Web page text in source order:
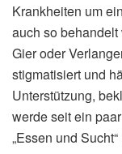
Krankheiten um
auch so behandelt
Gier oder
stigmatisiert und
Unterstützung,
werde seit ein
„Essen und